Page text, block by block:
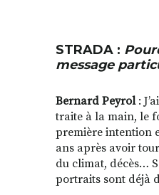
STRADA :
message
Bernard Peyrol:
traite à la main, le
première intention
ans après avoir
du climat, décès…
portraits sont déjà